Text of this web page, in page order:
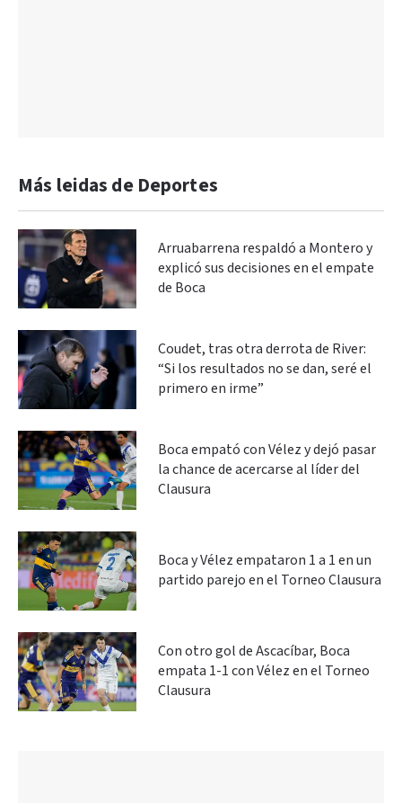
Más leidas de Deportes
Arruabarrena respaldó a Montero y
explicó sus decisiones en el empate
de Boca
Coudet, tras otra derrota de River:
“Si los resultados no se dan, seré el
primero en irme”
Boca empató con Vélez y dejó pasar
la chance de acercarse al líder del
Clausura
Boca y Vélez empataron 1 a 1 en un
partido parejo en el Torneo Clausura
Con otro gol de Ascacíbar, Boca
empata 1-1 con Vélez en el Torneo
Clausura